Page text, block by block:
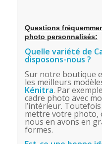
Questions
photo personnalisés:
Quelle variété de
disposons-nous ?
Sur notre boutique
les meilleurs
Kénitra. Par
cadre photo avec
l’intérieur.
mettre votre photo,
nous en avons en
formes.